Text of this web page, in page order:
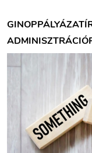
GINOP
ADMINISZTRÁCIÓ